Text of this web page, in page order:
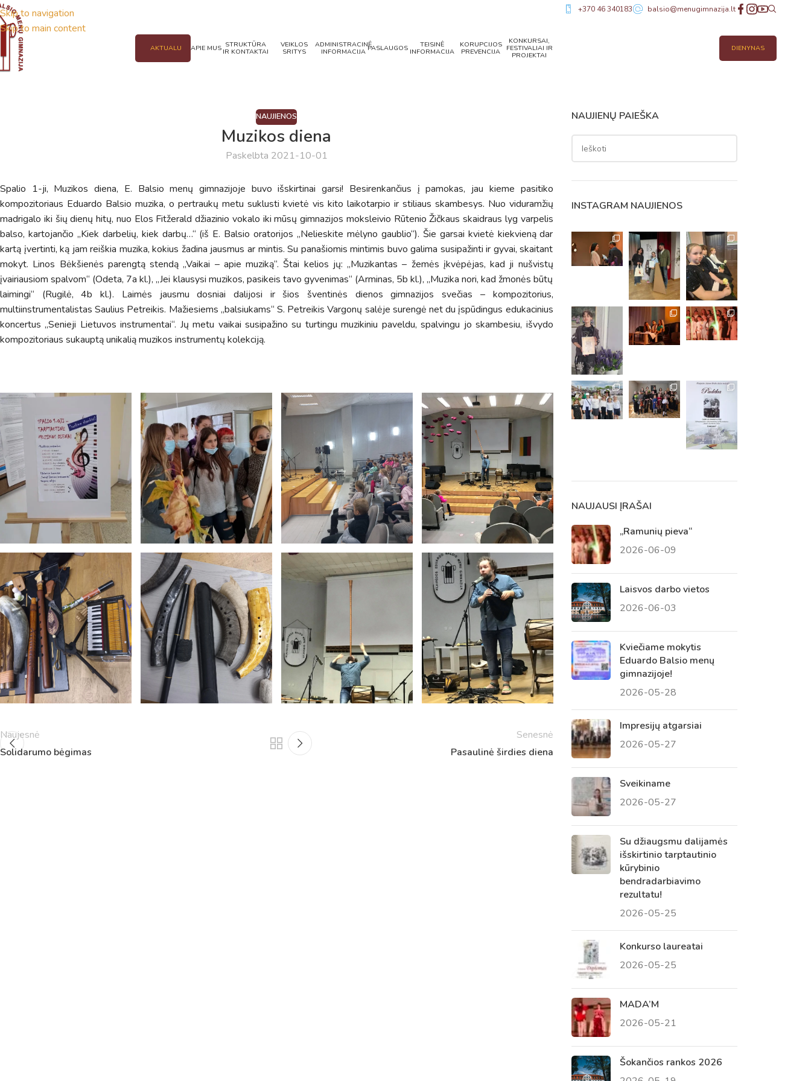
Skip to navigation
Skip to main content
+370 46 340183 balsio@menugimnazija.lt
AKTUALU
Pamokų laikas
Pamoka Pradžia Pabaiga
1
8:00
8:45
2
8:55
9:40
3
9:50
10:35
4
10:50
11:35
5
11:55
12:40
6
13:00
13:45
7
14:00
14:45
8
14:55
15:40
9
15:50
16:35
10
16:45
17:30
11
17:40
18:25
12
18:35 19:20
Tvarkaraščiai
Bendrojo ugdymo pamokų tvarkaraštis 2025-2026 m. m.
Pradinių klasių pamokų tvarkaraštis 2025-2026 m. m.
Atostogos
2025 - 2026 mokslo metų atostogos
Netradicinio ugdymo dienos, atvirų durų dienos, tėvų susirinkimai
2025 - 2026 mokslo metų netradicinio ugdymo dienos, atvirų durų dienos, tėvų
susirinkimai
Veiklos ir renginių planas
2025 - 2026 mokslo metų veiklos ir enginių planas
APIE MUS STRUKTŪRA
IR KONTAKTAI
VEIKLOS
SRITYS
ADMINISTRACINĖ
INFORMACIJA PASLAUGOS
TEISINĖ
INFORMACIJA
KORUPCIJOS
PREVENCIJA
KONKURSAI,
FESTIVALIAI IR
PROJEKTAI
DIENYNAS
NAUJIENOS
Muzikos diena
Paskelbta 2021-10-01
Spalio 1-ji, Muzikos diena, E. Balsio menų gimnazijoje buvo išskirtinai garsi! Besirenkančius į pamokas, jau kieme pasitiko
kompozitoriaus Eduardo Balsio muzika, o pertraukų metu suklusti kvietė vis kito laikotarpio ir stiliaus skambesys. Nuo viduramžių
madrigalo iki šių dienų hitų, nuo Elos Fitžerald džiazinio vokalo iki mūsų gimnazijos moksleivio Rūtenio Žičkaus skaidraus lyg varpelis
balso, kartojančio „Kiek darbelių, kiek darbų…“ (iš E. Balsio oratorijos „Nelieskite mėlyno gaublio“). Šie garsai kvietė kiekvieną dar
kartą įvertinti, ką jam reiškia muzika, kokius žadina jausmus ar mintis. Su panašiomis mintimis buvo galima susipažinti ir gyvai, skaitant
mokyt. Linos Bėkšienės parengtą stendą „Vaikai – apie muziką“. Štai kelios jų: „Muzikantas – žemės įkvėpėjas, kad ji nušvistų
įvairiausiom spalvom“ (Odeta, 7a kl.), „Jei klausysi muzikos, pasikeis tavo gyvenimas“ (Arminas, 5b kl.), „Muzika nori, kad žmonės būtų
laimingi“ (Rugilė, 4b kl.). Laimės jausmu dosniai dalijosi ir šios šventinės dienos gimnazijos svečias – kompozitorius,
multiinstrumentalistas Saulius Petreikis. Mažiesiems „balsiukams“ S. Petreikis Vargonų salėje surengė net du įspūdingus edukacinius
koncertus „Senieji Lietuvos instrumentai“. Jų metu vaikai susipažino su turtingu muzikiniu paveldu, spalvingu jo skambesiu, išvydo
kompozitoriaus sukauptą unikalią muzikos instrumentų kolekciją.
Naujesnė
Solidarumo bėgimas
Senesnė
Pasaulinė širdies diena
NAUJIENŲ PAIEŠKA
INSTAGRAM NAUJIENOS
NAUJAUSI ĮRAŠAI
„Ramunių pieva“
2026-06-09
Laisvos darbo vietos
2026-06-03
Kviečiame mokytis
Eduardo Balsio menų
gimnazijoje!
2026-05-28
Impresijų atgarsiai
2026-05-27
Sveikiname
2026-05-27
Su džiaugsmu dalijamės
išskirtinio tarptautinio
kūrybinio
bendradarbiavimo
rezultatu!
2026-05-25
Konkurso laureatai
2026-05-25
MADA’M
2026-05-21
Šokančios rankos 2026
Virtualus asistentas
Sveiki! Taip, aš esu virtualus. Tačiau
dirbtinis intelektas suteikia man galimybę
ne tik analizuoti Jūsų klausimą, bet dar
tobulai atsimenu visą šioje svetainėje